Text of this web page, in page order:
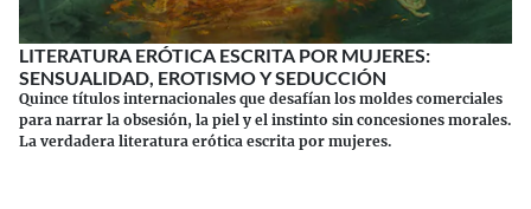
LITERATURA ERÓTICA ESCRITA POR MUJERES:
SENSUALIDAD, EROTISMO Y SEDUCCIÓN
Quince títulos internacionales que desafían los moldes comerciales
para narrar la obsesión, la piel y el instinto sin concesiones morales.
La verdadera literatura erótica escrita por mujeres.